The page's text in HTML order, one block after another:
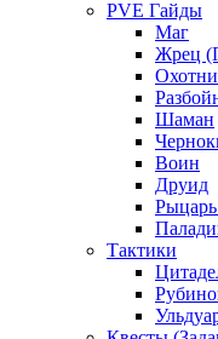
PVE Гайды
Маг
Жрец
Шаман
Воин
Друид
Тактики